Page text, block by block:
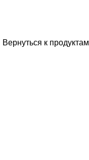
Вернуться к продуктам